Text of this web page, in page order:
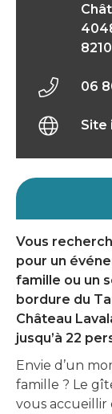
Vous
pour un
famille ou un
bordure du
Château
jusqu’à 22
Envie d’un
famille ? Le
vous
06
Site